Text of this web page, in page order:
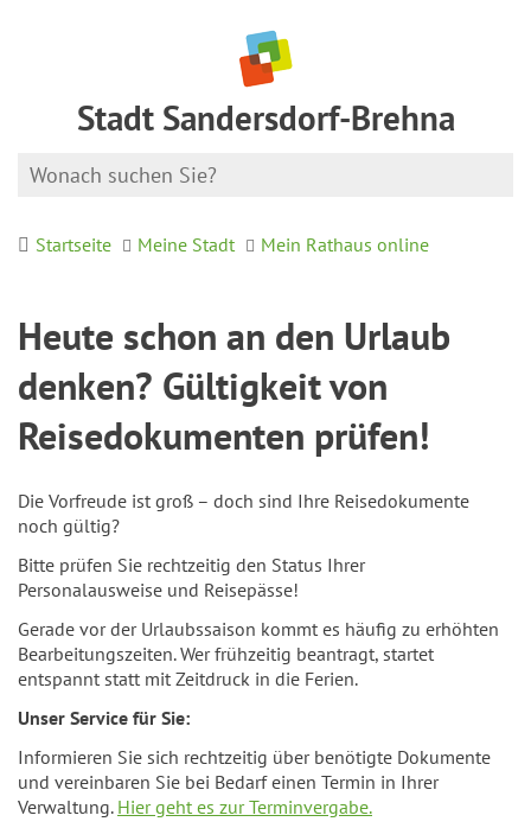
Stadt Sandersdorf-Brehna
Startseite Meine Stadt Mein Rathaus online
Heute schon an den Urlaub
denken? Gültigkeit von
Reisedokumenten prüfen!
Die Vorfreude ist groß – doch sind Ihre Reisedokumente
noch gültig?
Bitte prüfen Sie rechtzeitig den Status Ihrer
Personalausweise und Reisepässe!
Gerade vor der Urlaubssaison kommt es häufig zu erhöhten
Bearbeitungszeiten. Wer frühzeitig beantragt, startet
entspannt statt mit Zeitdruck in die Ferien.
Unser Service für Sie:
Informieren Sie sich rechtzeitig über benötigte Dokumente
und vereinbaren Sie bei Bedarf einen Termin in Ihrer
Verwaltung. Hier geht es zur Terminvergabe.